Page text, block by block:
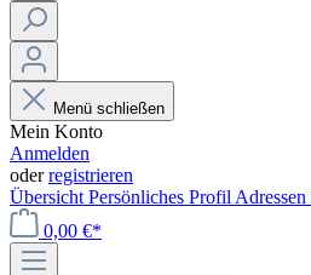
Menü schließen
Mein Konto
Anmelden
oderregistrieren
Übersicht Persönliches Profil Adressen
0,00 €*